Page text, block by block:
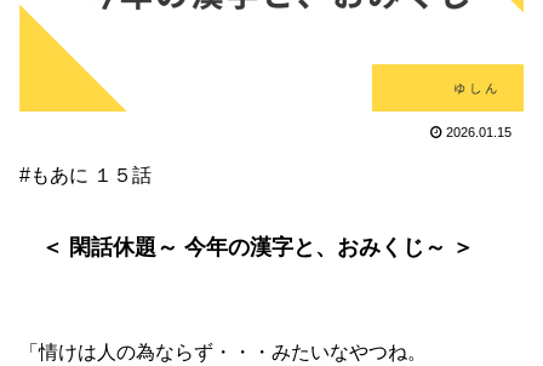
2026.01.15
#もあに １５話
＜ 閑話休題～ 今年の漢字と、おみくじ～ ＞
「情けは人の為ならず・・・みたいなやつね。